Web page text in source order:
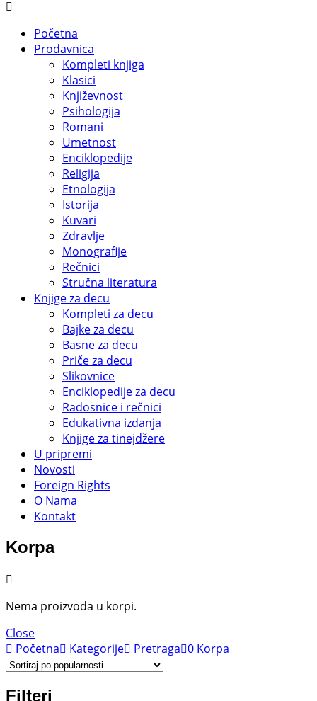
Početna
Prodavnica
Kompleti knjiga
Klasici
Književnost
Psihologija
Romani
Umetnost
Enciklopedije
Religija
Etnologija
Istorija
Kuvari
Zdravlje
Monografije
Rečnici
Stručna literatura
Knjige za decu
Kompleti za decu
Bajke za decu
Basne za decu
Priče za decu
Slikovnice
Enciklopedije za decu
Radosnice i rečnici
Edukativna izdanja
Knjige za tinejdžere
U pripremi
Novosti
Foreign Rights
O Nama
Kontakt
Korpa
Nema proizvoda u korpi.
Close
Početna
Kategorije Pretraga 0 Korpa
Filteri